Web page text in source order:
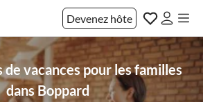
Devenez hôte
vacances pour les familles
dans Boppard